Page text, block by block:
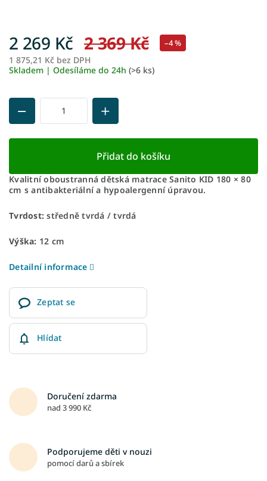
2 369 Kč –4 %
2 269 Kč
1 875,21 Kč bez DPH
Skladem | Odesíláme do 24h (>6 ks)
Přidat do košíku
Kvalitní oboustranná dětská matrace Sanito KID 180 × 80
cm s antibakteriální a hypoalergenní úpravou.
Tvrdost: středně tvrdá / tvrdá
Výška: 12 cm
Detailní informace
Zeptat se
Hlídat
Doručení zdarma
nad 3 990 Kč
Podporujeme děti v nouzi
pomocí darů a sbírek